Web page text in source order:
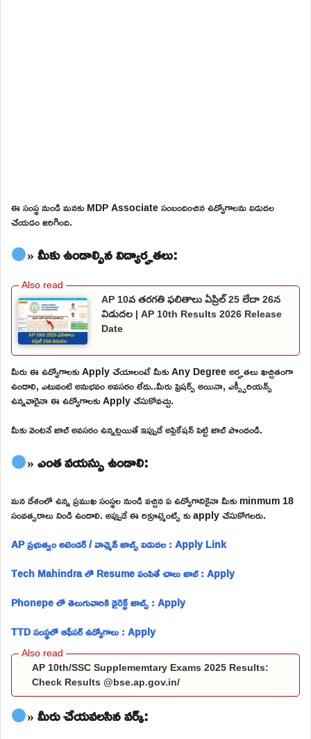
ఈ సంస్థ నుండి మనకు MDP Associate సంబందించిన ఉద్యోగాలను విడుదల
చేయడం జరిగింది.
» మీకు ఉండాల్సిన విద్యార్హతలు:
AP 10వ తరగతి ఫలితాలు ఏప్రిల్ 25 లేదా 26న
విడుదల | AP 10th Results 2026 Release
Date
మీరు ఈ ఉద్యోగాలకు Apply చేయాలంటే మీకు Any Degree అర్హతలు ఖచ్చితంగా
ఉండాలి, ఎటువంటి అనుభవం అవసరం లేదు..మీరు ఫ్రెషర్స్ అయినా, ఎక్స్పీరియన్స్
ఉన్నవారైనా ఈ ఉద్యోగాలకు Apply చేసుకోవచ్చు.
మీకు వెంటనే జాబ్ అవసరం ఉన్నట్లయితే ఇప్పుడే అప్లికేషన్ పెట్టి జాబ్ పొందండి.
» ఎంత వయస్సు ఉండాలి:
మన దేశంలో ఉన్న ప్రముఖ సంస్థల నుండి వచ్చిన ఏ ఉద్యోగానికైనా మీకు minmum 18
సంవత్సరాలు నిండి ఉండాలి. అప్పుడే ఈ రిక్రూట్మెంట్స్ కు apply చేసుకోగలరు.
AP ప్రభుత్వం అటెండర్ / వాచ్మెన్ జాబ్స్ విడుదల : Apply Link
Tech Mahindra లో Resume పంపితే చాలు జాబ్ : Apply
Phonepe లో తెలుగువారికి డైరెక్ట్ జాబ్స్ : Apply
TTD సంస్థలో ఆఫీసర్ ఉద్యోగాలు : Apply
AP 10th/SSC Supplememtary Exams 2025 Results:
Check Results @bse.ap.gov.in/
» మీరు చేయవలసిన వర్క్: